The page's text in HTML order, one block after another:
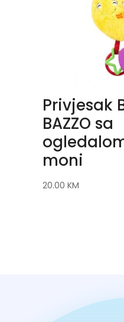
Privjesak
BAZZO sa
moni
20.00 KM